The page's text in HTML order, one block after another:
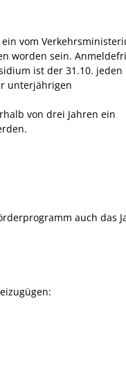
vom
worden sein.
ist der 31.10. jeden
unterjährigen
von drei Jahren ein
auch das